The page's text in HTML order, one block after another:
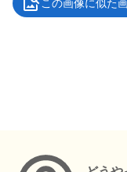
この画像に似た